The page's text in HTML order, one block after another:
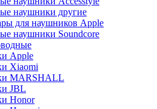
наушники другие
для наушников Apple
наушники Soundcore
Apple
Xiaomi
MARSHALL
JBL
Honor